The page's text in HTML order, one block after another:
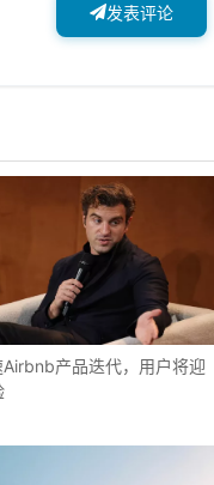
发表评论
Airbnb产品迭代，用户将迎